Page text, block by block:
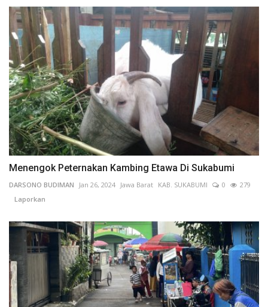
Menengok Peternakan Kambing Etawa Di Sukabumi
DARSONO BUDIMAN Jan 26, 2024 Jawa Barat KAB. SUKABUMI 0
279
Laporkan